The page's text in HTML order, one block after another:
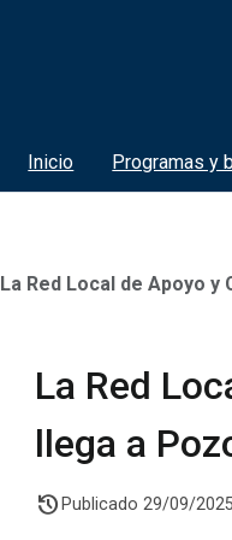
Inicio Programas y
La Red Local de Apoyo y
La Red
llega a
history Publicado 29/09/